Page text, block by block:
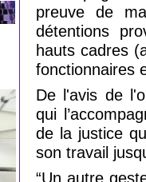
preuve de
détentions
hauts cadres
fonctionnaires
De l'avis de
qui
de la justice
son travail
“Un autre